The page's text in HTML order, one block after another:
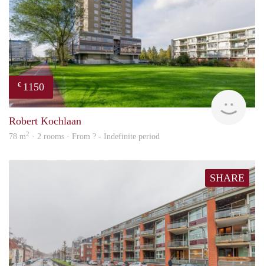
€ 1150
Robert Kochlaan
78 m2 · 2 rooms · From ? - Indefinite period
SHARE